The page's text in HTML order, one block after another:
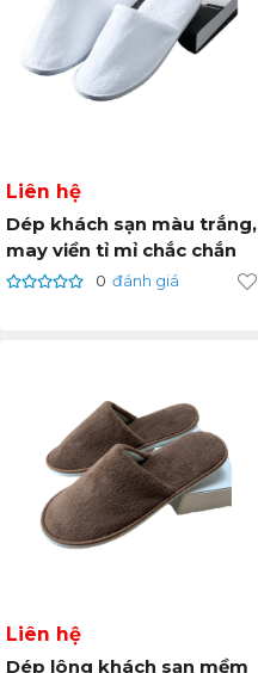
Liên hệ
Dép khách sạn màu trắng,
may viền tỉ mỉ chắc chắn
0 đánh giá
Liên hệ
Dép lông khách sạn mềm